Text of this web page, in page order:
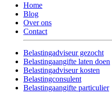
Home
Blog
Over ons
Contact
Belastingadviseur gezocht
Belastingaangifte laten doen
Belastingadviseur kosten
Belastingconsulent
Belastingaangifte particulier